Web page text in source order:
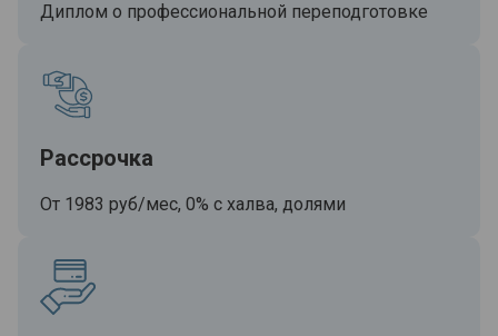
Диплом о профессиональной переподготовке
Рассрочка
От 1983 руб/мес, 0% с халва, долями